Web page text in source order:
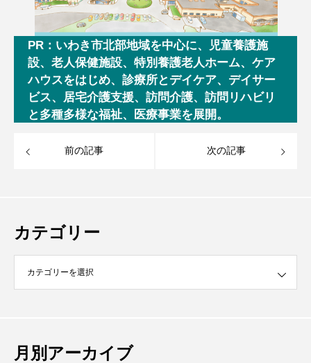
PR：いわき市北部地域を中心に、児童養護施
設、老人保健施設、特別養護老人ホーム、ケア
ハウスをはじめ、診療所とデイケア、デイサー
ビス、居宅介護支援、訪問介護、訪問リハビリ
と多種多様な福祉、医療事業を展開。
前の記事 次の記事
カテゴリー
月別アーカイブ